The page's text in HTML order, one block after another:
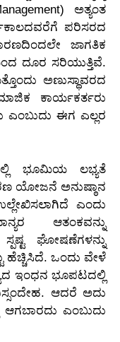
ಅತ್ಯಂತ
ಪರಿಸರದ
ಜಾಗತಿಕ
ದೂರ ಸರಿಯುತ್ತಿವೆ.
ಅಣುಸ್ಥಾವರದ
ಕಾರ್ಯಕರ್ತರು
ಎಂಬುದು ಈಗ ಎಲ್ಲರ
ಭೂಮಿಯ ಲಭ್ಯತೆ
ಯೋಜನೆ ಅನುಷ್ಠಾನ
ಎಂದು
ಆತಂಕವನ್ನು
ಘೋಷಣೆಗಳನ್ನು
ಹೆಚ್ಚಿಸಿದೆ. ಒಂದು ವೇಳೆ
ಇಂಧನ ಭೂಪಟದಲ್ಲಿ
ಆದರೆ ಅದು
ಎಂಬುದು